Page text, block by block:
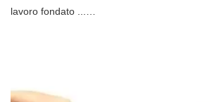
lavoro fondato ...…